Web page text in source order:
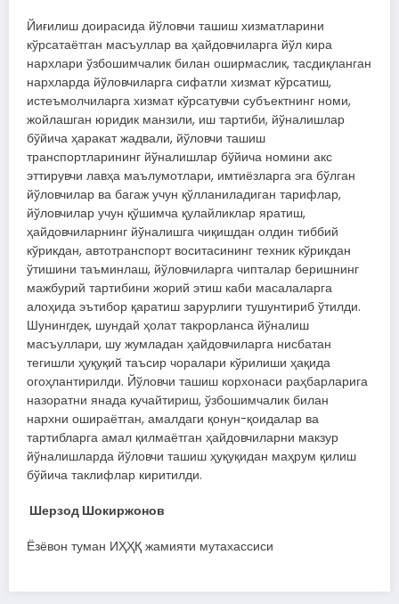
Йиғилиш доирасида йўловчи ташиш хизматларини
кўрсатаётган масъуллар ва ҳайдовчиларга йўл кира
нархлари ўзбошимчалик билан оширмаслик, тасдиқланган
нархларда йўловчиларга сифатли хизмат кўрсатиш,
истеъмолчиларга хизмат кўрсатувчи субъектнинг номи,
жойлашган юридик манзили, иш тартиби, йўналишлар
бўйича ҳаракат жадвали, йўловчи ташиш
транспортларининг йўналишлар бўйича номини акс
эттирувчи лавҳа маълумотлари, имтиёзларга эга бўлган
йўловчилар ва багаж учун қўлланиладиган тарифлар,
йўловчилар учун қўшимча қулайликлар яратиш,
ҳайдовчиларнинг йўналишга чиқишдан олдин тиббий
кўрикдан, автотранспорт воситасининг техник кўрикдан
ўтишини таъминлаш, йўловчиларга чипталар беришнинг
мажбурий тартибини жорий этиш каби масалаларга
алоҳида эътибор қаратиш зарурлиги тушунтириб ўтилди.
Шунингдек, шундай ҳолат такрорланса йўналиш
масъуллари, шу жумладан ҳайдовчиларга нисбатан
тегишли ҳуқуқий таъсир чоралари кўрилиши ҳақида
огоҳлантирилди. Йўловчи ташиш корхонаси раҳбарларига
назоратни янада кучайтириш, ўзбошимчалик билан
нархни ошираётган, амалдаги қонун-қоидалар ва
тартибларга амал қилмаётган ҳайдовчиларни макзур
йўналишларда йўловчи ташиш ҳуқуқидан маҳрум қилиш
бўйича таклифлар киритилди.
Шерзод Шокиржонов
Ёзёвон туман ИҲҲҚ жамияти мутахассиси